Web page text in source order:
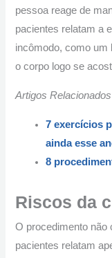
pessoa reage de
pacientes relatam a
incômodo, como um
o corpo logo se
Artigos Relacionados
7 exercícios
ainda esse
8
Riscos da
O procedimento não
pacientes relatam